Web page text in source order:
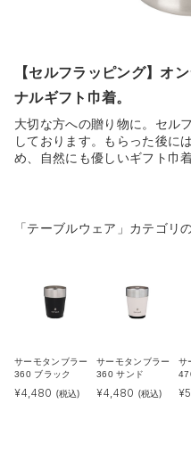
【セルフラッピング】オ
ナルギフト巾着。
大切な方への贈り物に。セル
しております。もらった後に
め、自然にも優しいギフト巾着
「テーブルウェア」カテゴリ
サーモタンブラー
360 ブラック
¥4,480 (税込)
サーモタンブラー
360 サンド
¥4,480 (税込)
サ
¥